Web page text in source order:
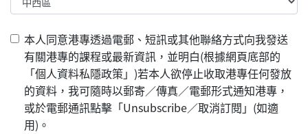
本人同意港專透過電郵、短訊或其他聯絡方式向我發送
有關港專的課程或最新資訊，並明白(根據網頁底部的
「個人資料私隱政策」)若本人欲停止收取港專任何發放
的資料，我可隨時以郵寄／傳真／電郵形式通知港專，
或於電郵通訊點擊「Unsubscribe／取消訂閱」(如適
用)。